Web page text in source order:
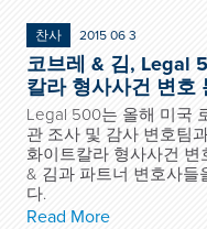
찬사 2015 06 3
코브레 & 김, Legal
칼라 형사사건 변호
Legal 500는 올해 미국
관 조사 및 감사 변호팀
화이트칼라 형사사건
& 김과 파트너 변호사들
다.
Read More